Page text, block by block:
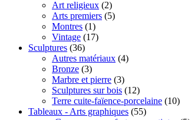
Art religieux (2)
Arts premiers (5)
Montres (1)
Vintage (17)
Sculptures (36)
Autres matériaux (4)
Bronze (3)
Marbre et pierre (3)
Sculptures sur bois (12)
Terre cuite-faïence-porcelaine (10)
Tableaux - Arts graphiques (55)